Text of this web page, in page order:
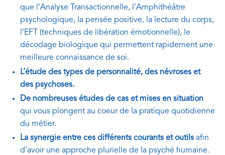
que l’Analyse Transactionnelle, l’Amphithéâtre
psychologique, la pensée positive, la lecture du corps,
l’EFT (techniques de libération émotionnelle), le
décodage biologique qui permettent rapidement une
meilleure connaissance de soi.
L’étude des types de personnalité, des névroses et
des psychoses.
De nombreuses études de cas et mises en situation
qui vous plongent au coeur de la pratique quotidienne
du métier.
La synergie entre ces différents courants et outils afin
d’avoir une approche plurielle de la psyché humaine.